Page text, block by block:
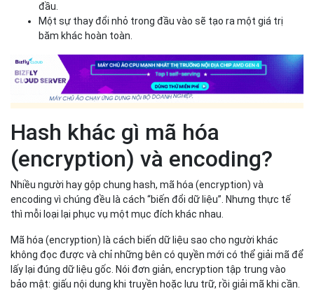
đầu.
Một sự thay đổi nhỏ trong đầu vào sẽ tạo ra một giá trị
băm khác hoàn toàn.
Hash khác gì mã hóa
(encryption) và encoding?
Nhiều người hay gộp chung hash, mã hóa (encryption) và
encoding vì chúng đều là cách “biến đổi dữ liệu”. Nhưng thực tế
thì mỗi loại lại phục vụ một mục đích khác nhau.
Mã hóa (encryption) là cách biến dữ liệu sao cho người khác
không đọc được và chỉ những bên có quyền mới có thể giải mã để
lấy lại đúng dữ liệu gốc. Nói đơn giản, encryption tập trung vào
bảo mật: giấu nội dung khi truyền hoặc lưu trữ, rồi giải mã khi cần.